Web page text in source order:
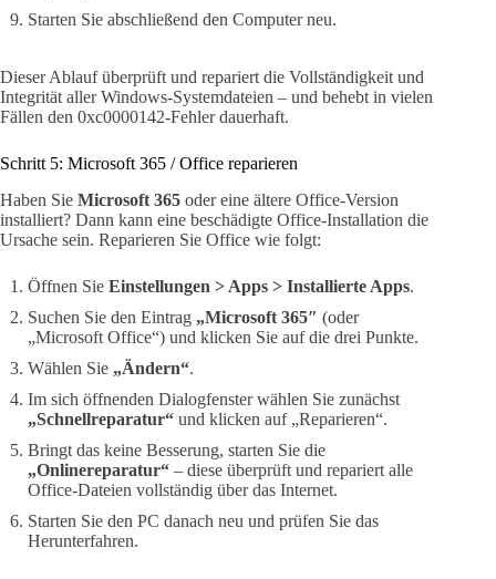
Starten Sie abschließend den Computer neu.
Dieser Ablauf überprüft und repariert die Vollständigkeit und
Integrität aller Windows-Systemdateien – und behebt in vielen
Fällen den 0xc0000142-Fehler dauerhaft.
Schritt 5: Microsoft 365 / Office reparieren
Haben Sie Microsoft 365 oder eine ältere Office-Version
installiert? Dann kann eine beschädigte Office-Installation die
Ursache sein. Reparieren Sie Office wie folgt:
Öffnen Sie Einstellungen > Apps > Installierte Apps.
Suchen Sie den Eintrag „Microsoft 365″ (oder
„Microsoft Office“) und klicken Sie auf die drei Punkte.
Wählen Sie „Ändern“.
Im sich öffnenden Dialogfenster wählen Sie zunächst
„Schnellreparatur“ und klicken auf „Reparieren“.
Bringt das keine Besserung, starten Sie die
„Onlinereparatur“ – diese überprüft und repariert alle
Office-Dateien vollständig über das Internet.
Starten Sie den PC danach neu und prüfen Sie das
Herunterfahren.